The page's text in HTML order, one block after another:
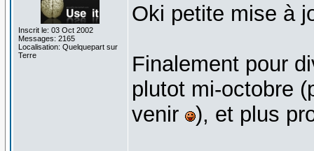
Inscrit le: 03 Oct 2002
Messages: 2165
Localisation: Quelquepart sur
Terre
Oki petite mise à
Finalement pour
plutot mi-octobre
venir
), et plus